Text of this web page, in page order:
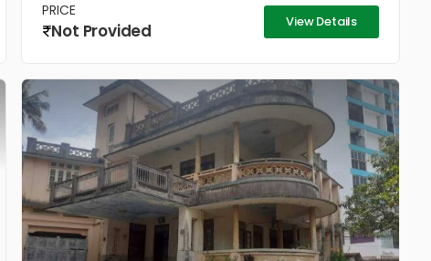
PRICE
Not Provided View Details